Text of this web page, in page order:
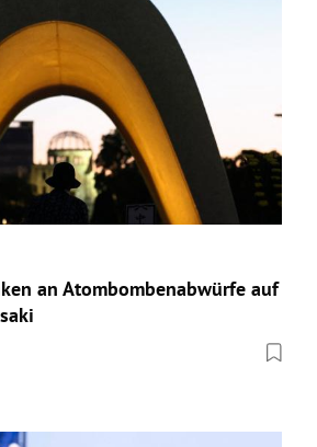
an Atombombenabwürfe auf